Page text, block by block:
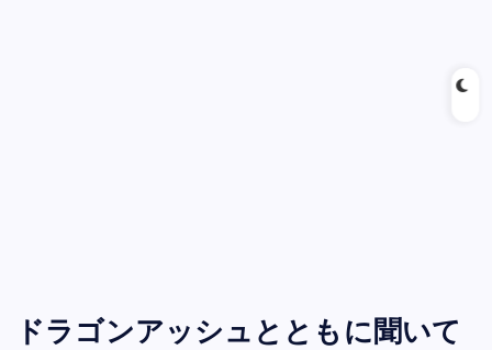
ドラゴンアッシュとともに聞いて